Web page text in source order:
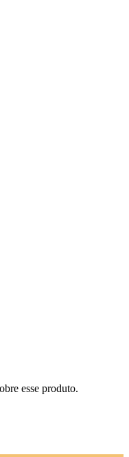
esse produto.